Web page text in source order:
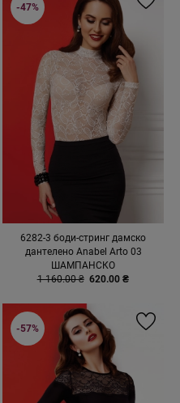
6282-3 боди-стринг дамско
дантелено Anabel Arto 03
ШАМПАНСКО
1 160.00 ₴ 620.00 ₴
-47%
-57%